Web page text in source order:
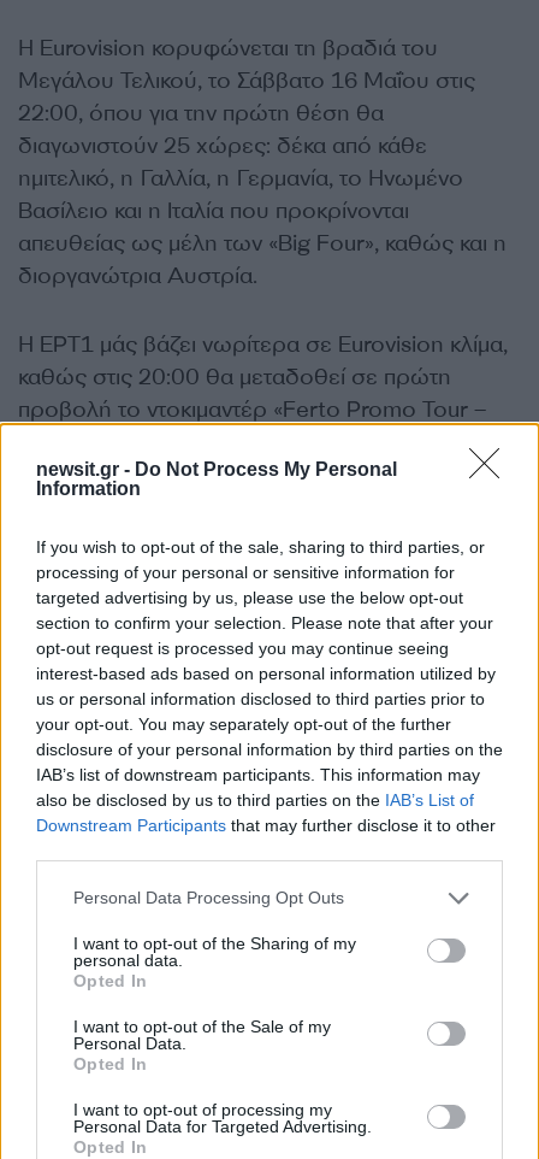
newsit.gr - Do Not Process My Personal
Information
If you wish to opt-out of the sale, sharing to third parties, or
processing of your personal or sensitive information for
targeted advertising by us, please use the below opt-out
section to confirm your selection. Please note that after your
opt-out request is processed you may continue seeing
interest-based ads based on personal information utilized by
us or personal information disclosed to third parties prior to
your opt-out. You may separately opt-out of the further
disclosure of your personal information by third parties on the
IAB’s list of downstream participants. This information may
also be disclosed by us to third parties on the IAB’s List of
Downstream Participants that may further disclose it to other
Please note that this website/app uses one or more Google
not limited to your visit or usage behaviour. You may click to
grant or deny consent to Google and its third-party tags to
use your data for below specified purposes in below Google
consent section.
Personal Data Processing Opt Outs
I want to opt-out of the Sharing of my
personal data.
Opted In
I want to opt-out of the Sale of my
Personal Data.
Opted In
I want to opt-out of processing my
Personal Data for Targeted Advertising.
Opted In
Η Eurovision κορυφώνεται τη βραδιά του
Μεγάλου Τελικού, το Σάββατο 16 Μαΐου στις
22:00, όπου για την πρώτη θέση θα
διαγωνιστούν 25 χώρες: δέκα από κάθε
ημιτελικό, η Γαλλία, η Γερμανία, το Ηνωμένο
Βασίλειο και η Ιταλία που προκρίνονται
απευθείας ως μέλη των «Big Four», καθώς και η
διοργανώτρια Αυστρία.
Η ΕΡΤ1 μάς βάζει νωρίτερα σε Eurovision κλίμα,
καθώς στις 20:00 θα μεταδοθεί σε πρώτη
προβολή το ντοκιμαντέρ «Ferto Promo Tour –
ευρωπαϊκό ταξίδι της φετινής ελληνικής
μέχρι τη σκηνή της Βιέννης.
Στις 21:00, ο Μιχάλης Μαρίνος και το «Eurovision
Night», με ξεχωριστούς καλεσμένους και
απευθείας συνδέσεις με τη Μαρία Κοζάκου, τον
Γιώργο Καπουτζίδη, την Κατερίνα Βρανά, την
Κέλλυ Βρανάκη και τον Θάνο Παπαχάμο από τη
Βιέννη, θα μας μεταφέρουν την ατμόσφαιρα της
μεγάλης βραδιάς από το Wiener Stadthalle, ενώ
θα επιστρέψουν στη 01:30 με όλο το
παρασκήνιο του Τελικού και τον σχολιασμό των
αποτελεσμάτων.
ΔΙΑΦΗΜΙΣΗ